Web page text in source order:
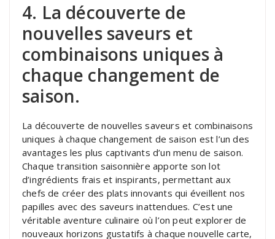
4. La découverte de
nouvelles saveurs et
combinaisons uniques à
chaque changement de
saison.
La découverte de nouvelles saveurs et combinaisons
uniques à chaque changement de saison est l’un des
avantages les plus captivants d’un menu de saison.
Chaque transition saisonnière apporte son lot
d’ingrédients frais et inspirants, permettant aux
chefs de créer des plats innovants qui éveillent nos
papilles avec des saveurs inattendues. C’est une
véritable aventure culinaire où l’on peut explorer de
nouveaux horizons gustatifs à chaque nouvelle carte,